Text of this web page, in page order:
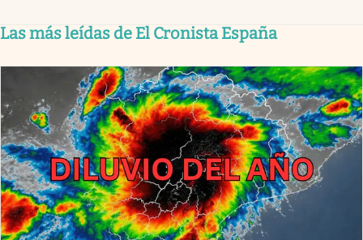
Las más leídas de El Cronista España